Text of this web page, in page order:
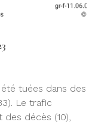
tuées dans des
Le trafic
décès (10),